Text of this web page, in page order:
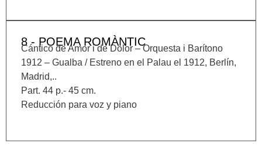
8 - POEMA ROMÀNTIC
Cántico de Amor i de Dolor – Orquesta i Barítono
1912 – Gualba / Estreno en el Palau el 1912, Berlín,
Madrid,..
Part. 44 p.- 45 cm.
Reducción para voz y piano